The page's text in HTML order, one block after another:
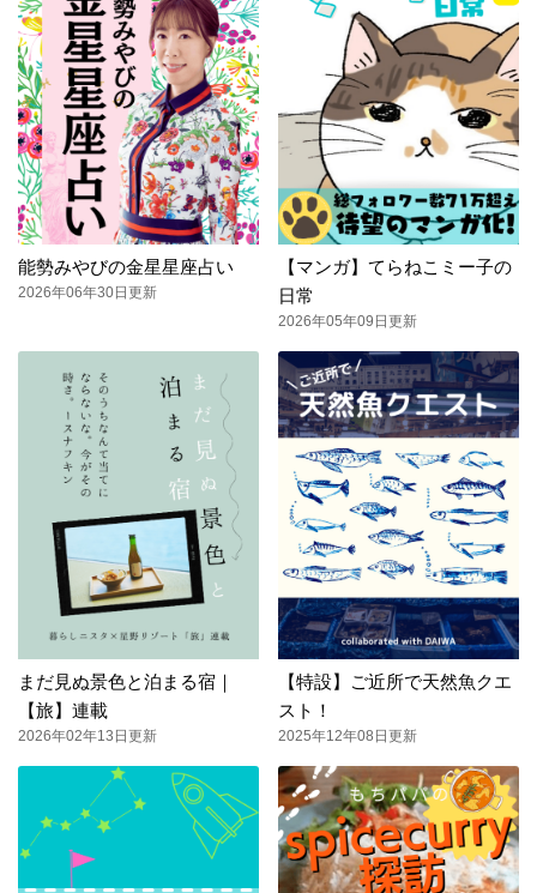
能勢みやびの金星星座占い
2026年06年30日更新
【マンガ】てらねこミー子の
日常
2026年05年09日更新
まだ見ぬ景色と泊まる宿｜
【旅】連載
2026年02年13日更新
【特設】ご近所で天然魚クエ
スト！
2025年12年08日更新